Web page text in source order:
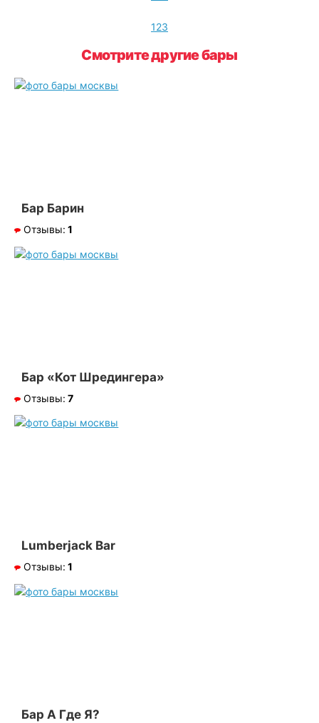
123
Смотрите другие бары
Бар Барин
Отзывы: 1
Бар «Кот Шредингера»
Отзывы: 7
Lumberjack Bar
Отзывы: 1
Бар А Где Я?